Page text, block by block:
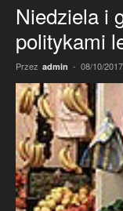
Niedziela i
politykami
Przez admin - 08/10/2017